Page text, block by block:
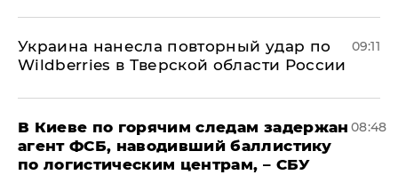
Украина нанесла повторный удар по
Wildberries в Тверской области России
09:11
В Киеве по горячим следам задержан
агент ФСБ, наводивший баллистику
по логистическим центрам, – СБУ
08:48